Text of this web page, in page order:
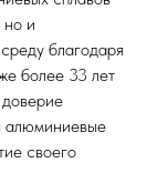
но и
благодаря
более 33 лет
алюминиевые
своего